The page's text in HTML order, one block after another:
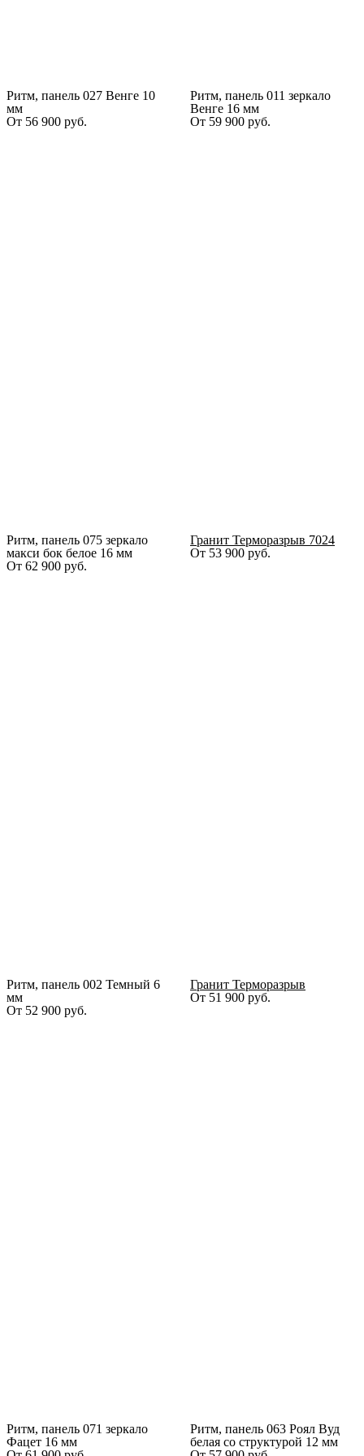
Ритм, панель 027 Венге 10
мм
От 56 900 руб.
Ритм, панель 011 зеркало
Венге 16 мм
От 59 900 руб.
Ритм, панель 075 зеркало
макси бок белое 16 мм
От 62 900 руб.
Гранит Терморазрыв 7024
От 53 900 руб.
Ритм, панель 002 Темный 6
мм
От 52 900 руб.
Гранит Терморазрыв
От 51 900 руб.
Ритм, панель 071 зеркало
Фацет 16 мм
Ритм, панель 063 Роял Вуд
белая со структурой 12 мм